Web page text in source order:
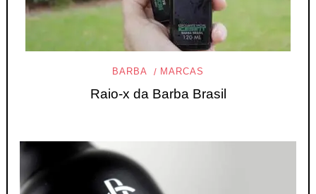
BARBA MARCAS
Raio-x da Barba Brasil